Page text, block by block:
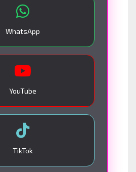
WhatsApp
YouTube
TikTok